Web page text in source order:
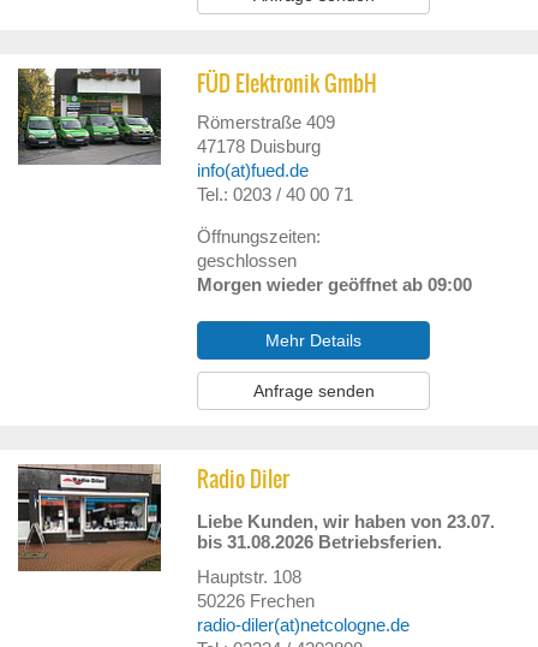
FÜD Elektronik GmbH
Römerstraße 409
47178 Duisburg
info(at)fued.de
Tel.: 0203 / 40 00 71
Öffnungszeiten:
geschlossen
Morgen wieder geöffnet ab 09:00
Mehr Details
Anfrage senden
Radio Diler
Liebe Kunden, wir haben von 23.07.
bis 31.08.2026 Betriebsferien.
Hauptstr. 108
50226 Frechen
radio-diler(at)netcologne.de